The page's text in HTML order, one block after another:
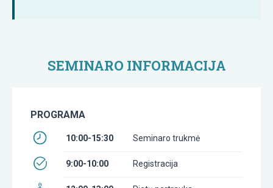
SEMINARO INFORMACIJA
PROGRAMA
10:00-15:30 Seminaro trukmė
9:00-10:00 Registracija